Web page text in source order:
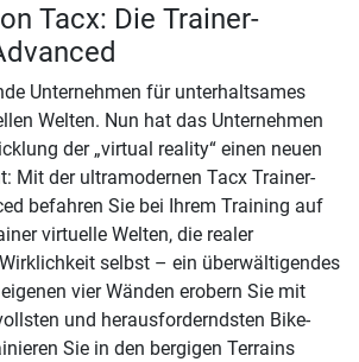
Tacx: Die Trainer-
Unternehmen für unterhaltsames
Welten. Nun hat das Unternehmen
der „virtual reality“ einen neuen
Mit der ultramodernen Tacx Trainer-
befahren Sie bei Ihrem Training auf
virtuelle Welten, die realer
selbst – ein überwältigendes
vier Wänden erobern Sie mit
und herausforderndsten Bike-
Sie in den bergigen Terrains